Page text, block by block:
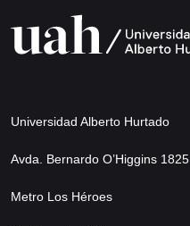
Universidad Alberto Hurtado
Avda. Bernardo O’Higgins 1825
Metro Los Héroes